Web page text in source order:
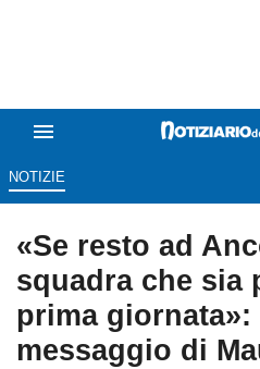
NOTIZIE
«Se resto ad
squadra che sia
prima
messaggio di